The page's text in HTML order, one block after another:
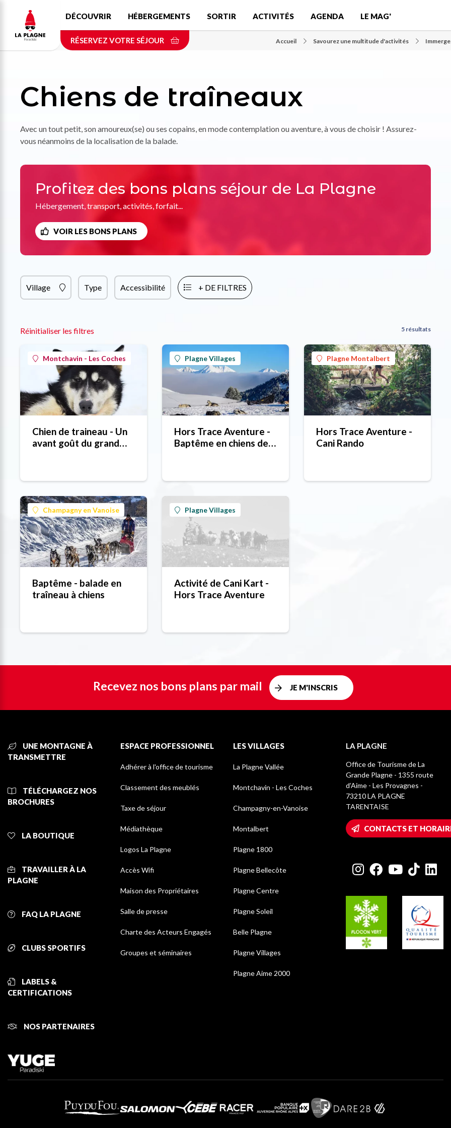
contenu
principal
DÉCOUVRIR HÉBERGEMENTS SORTIR ACTIVITÉS AGENDA LE MAG'
RÉSERVEZ VOTRE SÉJOUR Accueil Savourez une multitude d'activités
Chiens de traîneaux
Avec un tout petit, son amoureux(se) ou ses copains, en mode contemplation ou aventure, à vous de choisir ! Assurez-
vous néanmoins de la localisation de la balade.
Profitez des bons plans séjour de La Plagne
Hébergement, transport, activités, forfait...
VOIR LES BONS PLANS
Village Type Accessibilité + DE FILTRES
Réinitialiser les filtres 5 résultats
Montchavin - Les Coches
Chien de traineau - Un
avant goût du grand
Plagne Villages
Hors Trace Aventure -
Baptême en chiens de
Plagne Montalbert
Hors Trace Aventure -
Cani Rando
Champagny en Vanoise
Baptême - balade en
traîneau à chiens
Plagne Villages
Activité de Cani Kart -
Hors Trace Aventure
Recevez nos bons plans par mail JE M'INSCRIS
UNE MONTAGNE À
TRANSMETTRE
TÉLÉCHARGEZ NOS
BROCHURES
LA BOUTIQUE
TRAVAILLER À LA
PLAGNE
FAQ LA PLAGNE
CLUBS SPORTIFS
LABELS &
CERTIFICATIONS
NOS PARTENAIRES
ESPACE PROFESSIONNEL
Adhérer à l'office de tourisme
Classement des meublés
Taxe de séjour
Médiathèque
Logos La Plagne
Accès Wifi
Maison des Propriétaires
Salle de presse
Charte des Acteurs Engagés
Groupes et séminaires
LES VILLAGES
La Plagne Vallée
Montchavin - Les Coches
Champagny-en-Vanoise
Montalbert
Plagne 1800
Plagne Bellecôte
Plagne Centre
Plagne Soleil
Belle Plagne
Plagne Villages
Plagne Aime 2000
LA PLAGNE
Office de Tourisme de La
Grande Plagne - 1355 route
d’Aime - Les Provagnes -
73210 LA PLAGNE
TARENTAISE
CONTACTS ET